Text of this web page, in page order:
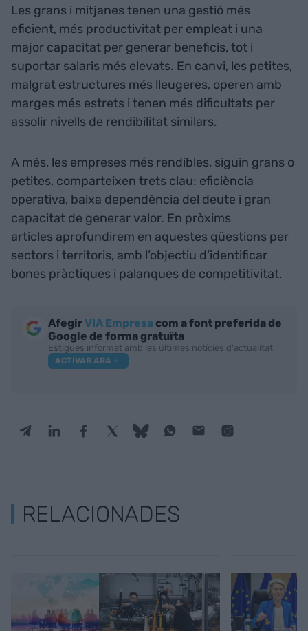
Les grans i mitjanes tenen una gestió més
eficient, més productivitat per empleat i una
major capacitat per generar beneficis, tot i
suportar salaris més elevats. En canvi, les petites,
malgrat estructures més lleugeres, operen amb
marges més estrets i tenen més dificultats per
assolir nivells de rendibilitat similars.
A més, les empreses més rendibles, siguin grans o
petites, comparteixen trets clau: eficiència
operativa, baixa dependència del deute i gran
capacitat de generar valor. En pròxims
articles aprofundirem en aquestes qüestions per
sectors i territoris, amb l’objectiu d’identificar
bones pràctiques i palanques de competitivitat.
AfegirVIA Empresa com a font preferida de
Google de forma gratuïta
Estigues informat amb les últimes notícies d'actualitat
ACTIVAR ARA
RELACIONADES